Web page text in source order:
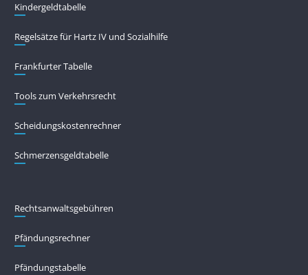
Kindergeldtabelle
Regelsätze für Hartz IV und Sozialhilfe
Frankfurter Tabelle
Tools zum Verkehrsrecht
Scheidungskostenrechner
Schmerzensgeldtabelle
Rechtsanwaltsgebühren
Pfändungs­rechner
Pfändungs­tabelle